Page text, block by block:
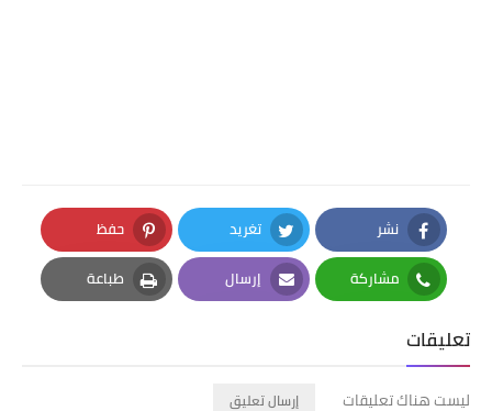
نشر
Facebook
تغريد
Twitter
حفظ
Pinterest
مشاركة
Whatsapp
إرسال
Email
طباعة
Print
تعليقات
ليست هناك تعليقات إرسال تعليق